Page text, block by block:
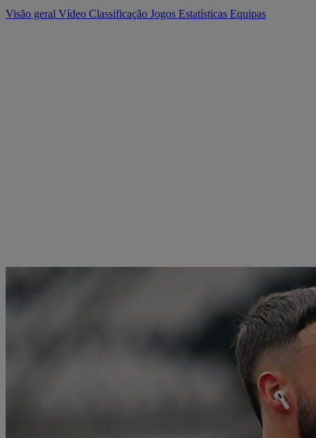
Visão geral Vídeo Classificação Jogos Estatísticas Equipas